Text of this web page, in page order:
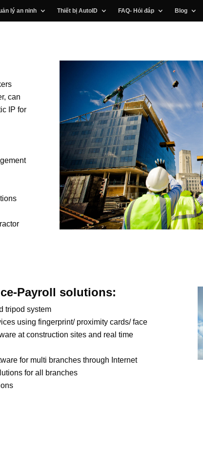
lý an ninh Thiết bị AutoID FAQ- Hỏi đáp Blog
can
IP for
Payroll solutions:
tripod system
using fingerprint/ proximity cards/ face
at construction sites and real time
for multi branches through Internet
for all branches